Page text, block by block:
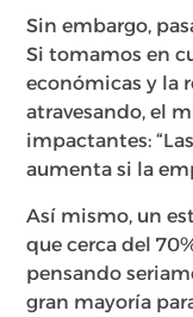
Sin embargo,
Si tomamos en
económicas y la
atravesando, el
impactantes:
aumenta si la
Así mismo, un
que cerca del
pensando
gran mayoría